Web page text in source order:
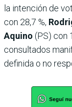
la intención de
con 28,7 %,
Aquino (PS) con
consultados
definida o no